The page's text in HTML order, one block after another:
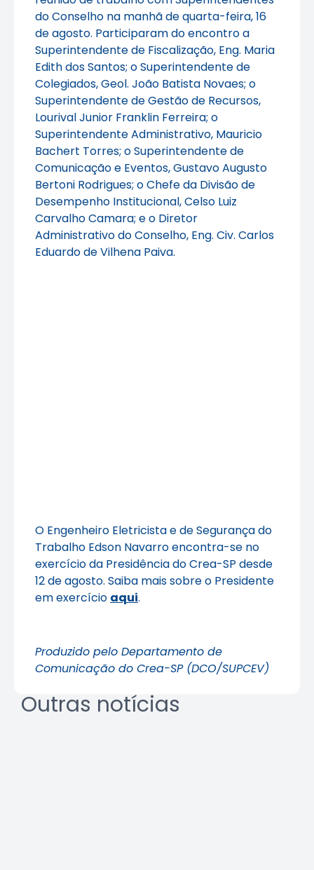
do Conselho na manhã de quarta-feira, 16
de agosto. Participaram do encontro a
Superintendente de Fiscalização, Eng. Maria
Edith dos Santos; o Superintendente de
Colegiados, Geol. João Batista Novaes; o
Superintendente de Gestão de Recursos,
Lourival Junior Franklin Ferreira; o
Superintendente Administrativo, Mauricio
Bachert Torres; o Superintendente de
Comunicação e Eventos, Gustavo Augusto
Bertoni Rodrigues; o Chefe da Divisão de
Desempenho Institucional, Celso Luiz
Carvalho Camara; e o Diretor
Administrativo do Conselho, Eng. Civ. Carlos
Eduardo de Vilhena Paiva.
O Engenheiro Eletricista e de Segurança do
Trabalho Edson Navarro encontra-se no
exercício da Presidência do Crea-SP desde
12 de agosto. Saiba mais sobre o Presidente
em exercício aqui.
Produzido pelo Departamento de
Comunicação do Crea-SP (DCO/SUPCEV)
Outras notícias